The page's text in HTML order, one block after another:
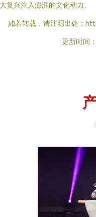
复兴注入澎湃的文化动力。
如若转载，请注明出处：
更新时间